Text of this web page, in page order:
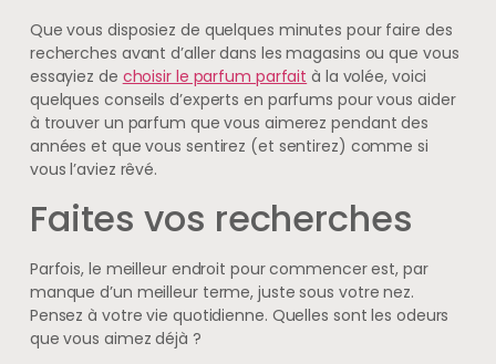
Que vous disposiez de quelques minutes pour faire des
recherches avant d’aller dans les magasins ou que vous
essayiez de choisir le parfum parfait à la volée, voici
quelques conseils d’experts en parfums pour vous aider
à trouver un parfum que vous aimerez pendant des
années et que vous sentirez (et sentirez) comme si
vous l’aviez rêvé.
Faites vos recherches
Parfois, le meilleur endroit pour commencer est, par
manque d’un meilleur terme, juste sous votre nez.
Pensez à votre vie quotidienne. Quelles sont les odeurs
que vous aimez déjà ?